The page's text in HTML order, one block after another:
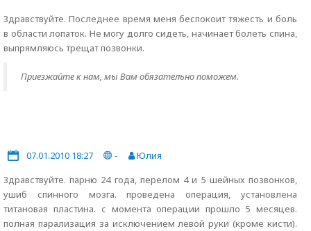
Здравствуйте. Последнее время меня беспокоит тяжесть и боль
в области лопаток. Не могу долго сидеть, начинает болеть спина,
выпрямляюсь трещат позвонки.
Приезжайте к нам, мы Вам обязательно поможем.
07.01.2010 18:27 -
Юлия
Здравствуйте. парню 24 года, перелом 4 и 5 шейных позвонков,
ушиб спинного мозга. проведена операция, установлена
титановая пластина. с момента операции прошло 5 месяцев.
полная парализация за исключением левой руки (кроме кисти).